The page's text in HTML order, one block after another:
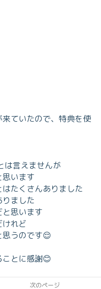
ていたので、特典を使
は言えませんが
います
たくさんありました
ました
思います
れど
うのです😌
とに感謝😊
次のページ